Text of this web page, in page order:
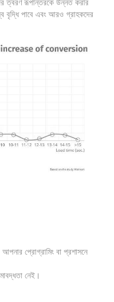
বৃদ্ধি পাবে এবং আরও গ্রাহকদের
প্রোগ্রামিং বা প্রশাসনে
নেই।